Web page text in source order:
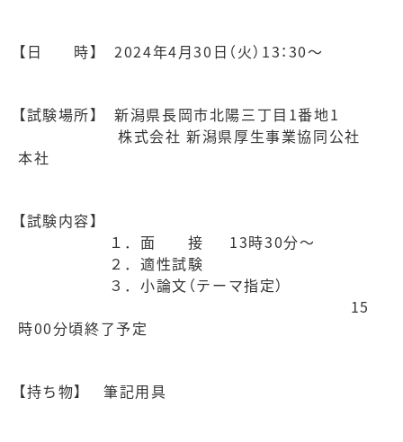
【日 時】 2024年4月30日（火）13：30～
【試験場所】 新潟県長岡市北陽三丁目 1番地1
株式会社 新潟県厚生事業協同公社
本社
【試験内容】
１．面 接 13時30分～
２．適性試験
３．小論文（テーマ指定）
15
時00分頃終了予定
【持ち物】 筆記用具